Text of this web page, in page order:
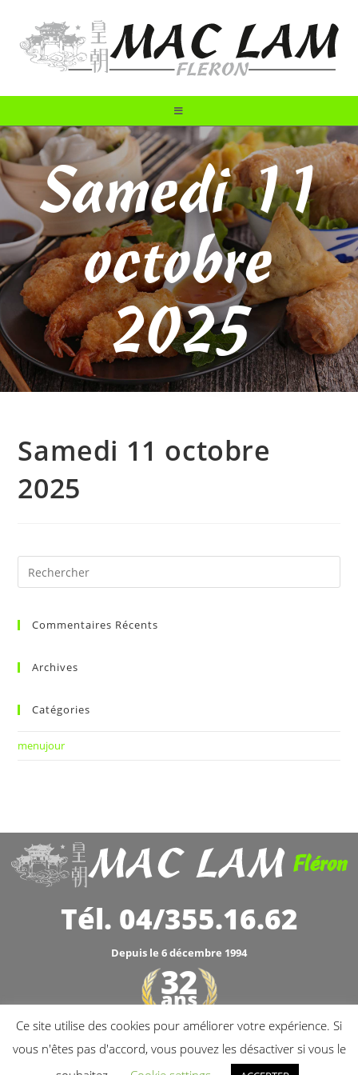
Samedi 11
octobre
2025
Samedi 11 octobre
2025
Commentaires Récents
Archives
Catégories
menujour
Fléron
Tél. 04/355.16.62
Depuis le 6 décembre 1994
32
ans
1994 - 2026
TVA: BE.0449.286.479
Ce site utilise des cookies pour améliorer votre expérience. Si
vous n'êtes pas d'accord, vous pouvez les désactiver si vous le